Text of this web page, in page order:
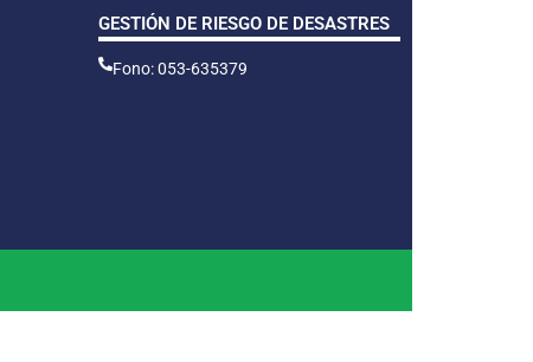
GESTIÓN DE RIESGO DE DESASTRES
Fono: 053-635379